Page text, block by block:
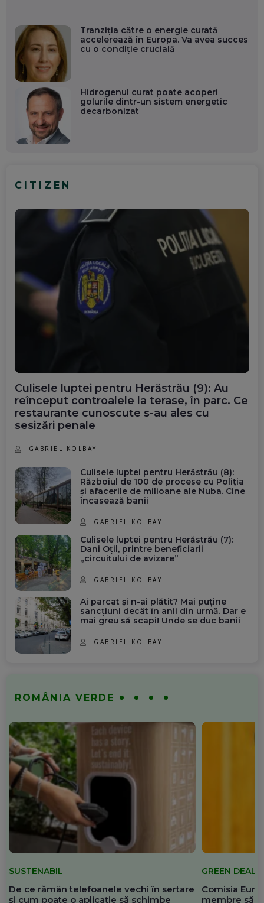
Tranziția către o energie curată
accelerează în Europa. Va avea succes
cu o condiție crucială
Hidrogenul curat poate acoperi
golurile dintr-un sistem energetic
decarbonizat
CITIZEN
Culisele luptei pentru Herăstrău (9): Au
reînceput controalele la terase, în parc. Ce
restaurante cunoscute s-au ales cu
sesizări penale
GABRIEL KOLBAY
Culisele luptei pentru Herăstrău (8):
Războiul de 100 de procese cu Poliția
și afacerile de milioane ale Nuba. Cine
încasează banii
GABRIEL KOLBAY
Culisele luptei pentru Herăstrău (7):
Dani Oțil, printre beneficiarii
„circuitului de avizare”
GABRIEL KOLBAY
Ai parcat și n-ai plătit? Mai puține
sancțiuni decât în anii din urmă. Dar e
mai greu să scapi! Unde se duc banii
GABRIEL KOLBAY
ROMÂNIA VERDE
SUSTENABIL
De ce rămân telefoanele vechi în sertare
și cum poate o aplicație să schimbe
GREEN DEAL
Comisia
membre să